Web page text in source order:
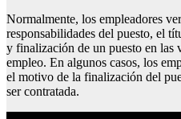
Normalmente, los empleadores
responsabilidades del puesto, el
y finalización de un puesto en las
empleo. En algunos casos, los
el motivo de la finalización del
ser contratada.